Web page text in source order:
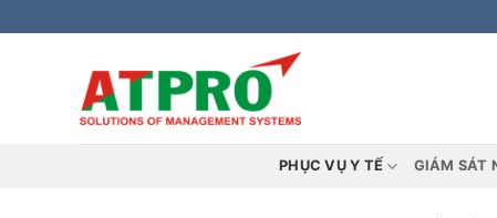
qua
PHỤC VỤ Y TẾ GIÁM SÁT